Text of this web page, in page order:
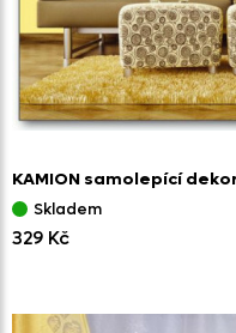
KAMION samolepící
Skladem
329 Kč